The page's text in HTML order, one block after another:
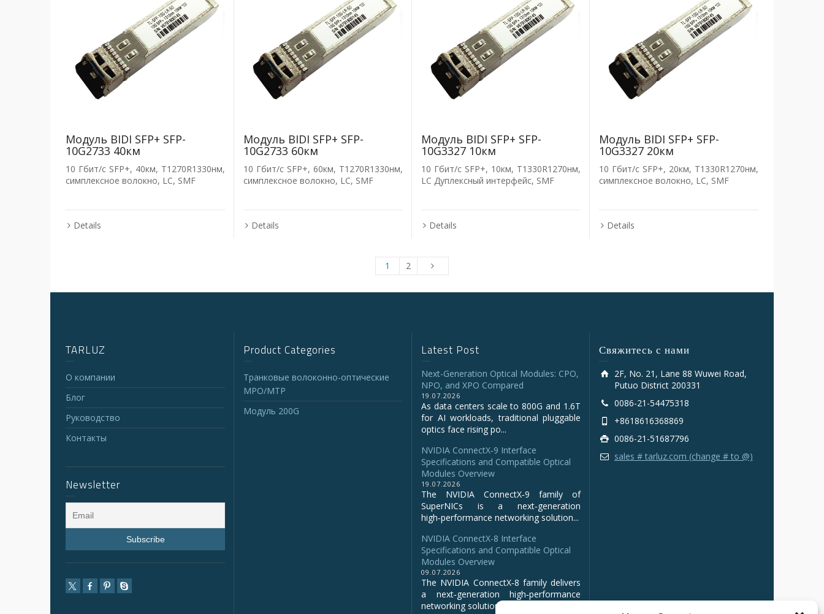
Модуль BIDI SFP+ SFP-
10G2733 40км
10 Гбит/с SFP+, 40км, T1270R1330нм,
симплексное волокно, LC, SMF
Details
Модуль BIDI SFP+ SFP-
10G2733 60км
10 Гбит/с SFP+, 60км, T1270R1330нм,
симплексное волокно, LC, SMF
Details
Модуль BIDI SFP+ SFP-
10G3327 10км
10 Гбит/с SFP+, 10км, T1330R1270нм,
LC Дуплексный интерфейс, SMF
Details
Модуль BIDI SFP+ SFP-
10G3327 20км
10 Гбит/с SFP+, 20км, T1330R1270нм,
симплексное волокно, LC, SMF
Details
1 2
TARLUZ
О компании
Блог
Руководство
Контакты
Newsletter
Product Categories
Транковые волоконно-оптические
MPO/MTP
Модуль 200G
Latest Post
Next-Generation Optical Modules: CPO,
NPO, and XPO Compared
19.07.2026
As data centers scale to 800G and 1.6T
for AI workloads, traditional pluggable
optics face rising po...
NVIDIA ConnectX‑9 Interface
Specifications and Compatible Optical
Modules Overview
19.07.2026
The NVIDIA ConnectX‑9 family of
SuperNICs is a next‑generation
high‑performance networking solution...
NVIDIA ConnectX-8 Interface
Specifications and Compatible Optical
Modules Overview
09.07.2026
The NVIDIA ConnectX‑8 family delivers
a next‑generation high‑performance
networking solution for clo...
Свяжитесь с нами
2F, No. 21, Lane 88 Wuwei Road,
Putuo District 200331
0086-21-54475318
+8618616368869
0086-21-51687796
sales # tarluz.com (change # to @)